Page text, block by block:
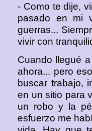
- Como te dije,
pasado en mi
guerras...
vivir con
Cuando llegué
ahora... pero
buscar trabajo,
en un sitio para
un robo y la
esfuerzo me